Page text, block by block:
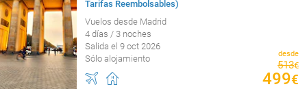
Tarifas Reembolsables)
Vuelos desde Madrid
4 días / 3 noches
Salida el 9 oct 2026
Sólo alojamiento
desde
513€
499€